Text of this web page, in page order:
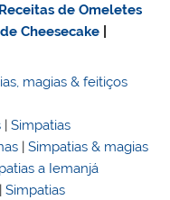
Receitas de Omeletes
Cheesecake
magias & feitiços
|Simpatias
|Simpatias & magias
a Iemanjá
|Simpatias